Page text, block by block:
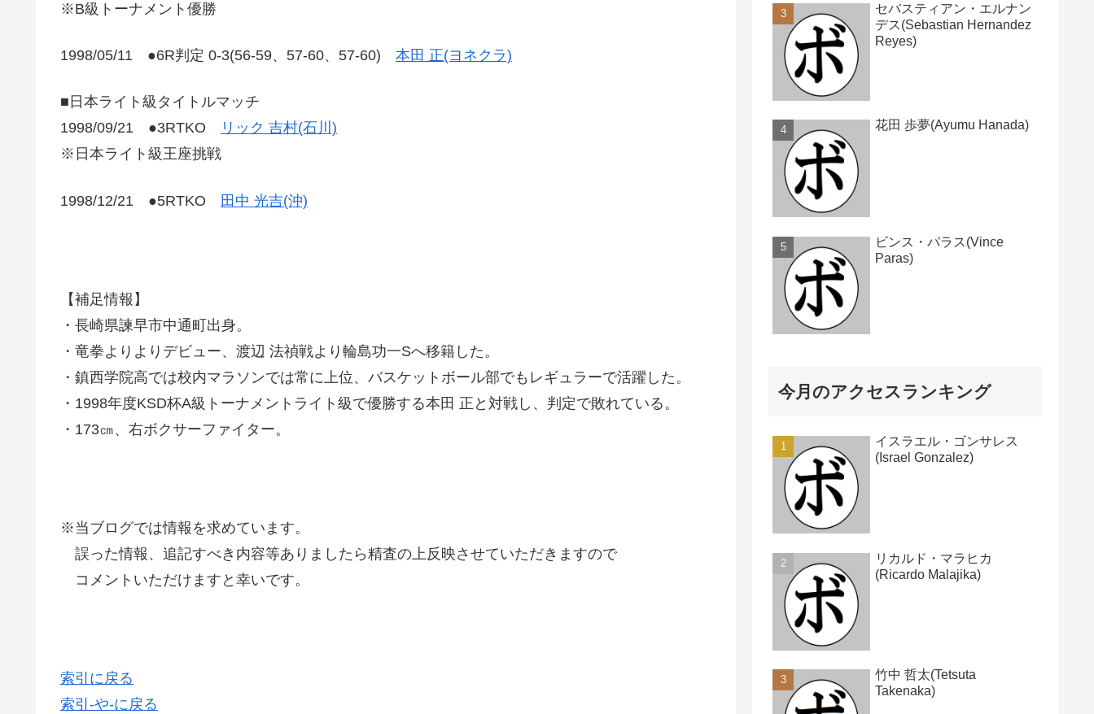
※B級トーナメント優勝
1998/05/11 ●6R判定 0-3(56-59、57-60、57-60) 本田 正(ヨネクラ)
■日本ライト級タイトルマッチ
1998/09/21 ●3RTKO
リック 吉村(石川)
※日本ライト級王座挑戦
1998/12/21 ●5RTKO 田中 光吉(沖)
【補足情報】
・長崎県諫早市中通町出身。
・竜拳よりよりデビュー、渡辺 法禎戦より輪島功一Sへ移籍した。
・鎮西学院高では校内マラソンでは常に上位、バスケットボール部でもレギュラーで活躍した。
・1998年度KSD杯A級トーナメントライト級で優勝する本田 正と対戦し、判定で敗れている。
・173㎝、右ボクサーファイター。
※当ブログでは情報を求めています。
誤った情報、追記すべき内容等ありましたら精査の上反映させていただきますので
コメントいただけますと幸いです。
索引に戻る
索引-や-に戻る
セバスティアン・エルナン
デス(Sebastian Hernandez
Reyes)
花田 歩夢(Ayumu Hanada)
ビンス・パラス(Vince
Paras)
今月のアクセスランキング
イスラエル・ゴンサレス
(Israel Gonzalez)
リカルド・マラヒカ
(Ricardo Malajika)
竹中 哲太(Tetsuta
Takenaka)